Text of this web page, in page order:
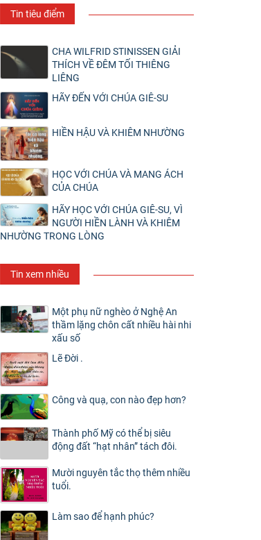
Tin tiêu điểm
CHA WILFRID STINISSEN GIẢI
THÍCH VỀ ĐÊM TỐI THIÊNG
LIÊNG
HÃY ĐẾN VỚI CHÚA GIÊ-SU
HIỀN HẬU VÀ KHIÊM NHƯỜNG
HỌC VỚI CHÚA VÀ MANG ÁCH
CỦA CHÚA
HÃY HỌC VỚI CHÚA GIÊ-SU, VÌ
NGƯỜI HIỀN LÀNH VÀ KHIÊM
NHƯỜNG TRONG LÒNG
Tin xem nhiều
Một phụ nữ nghèo ở Nghệ An
thầm lặng chôn cất nhiều hài nhi
xấu số
Lẽ Đời .
Công và quạ, con nào đẹp hơn?
Thành phố Mỹ có thể bị siêu
động đất “hạt nhân” tách đôi.
Mười nguyên tắc thọ thêm nhiều
tuổi.
Làm sao để hạnh phúc?